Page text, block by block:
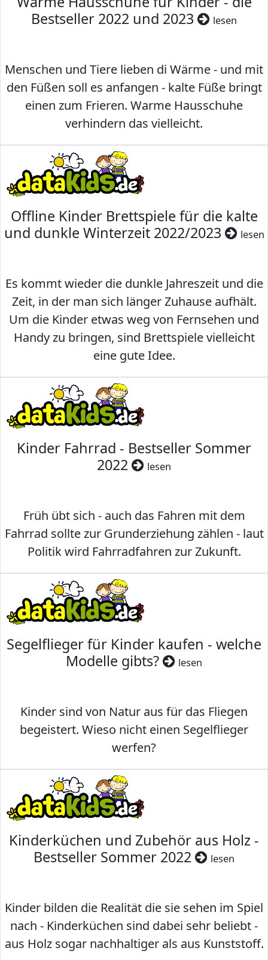
Bestseller 2022 und 2023
lesen
Menschen und Tiere lieben di Wärme - und mit
den Füßen soll es anfangen - kalte Füße bringt
einen zum Frieren. Warme Hausschuhe
verhindern das vielleicht.
Offline Kinder Brettspiele für die kalte
und dunkle Winterzeit 2022/2023
lesen
Es kommt wieder die dunkle Jahreszeit und die
Zeit, in der man sich länger Zuhause aufhält.
Um die Kinder etwas weg von Fernsehen und
Handy zu bringen, sind Brettspiele vielleicht
eine gute Idee.
Kinder Fahrrad - Bestseller Sommer
2022
lesen
Früh übt sich - auch das Fahren mit dem
Fahrrad sollte zur Grunderziehung zählen - laut
Politik wird Fahrradfahren zur Zukunft.
Segelflieger für Kinder kaufen - welche
Modelle gibts?
lesen
Kinder sind von Natur aus für das Fliegen
begeistert. Wieso nicht einen Segelflieger
werfen?
Kinderküchen und Zubehör aus Holz -
Bestseller Sommer 2022
lesen
Kinder bilden die Realität die sie sehen im Spiel
nach - Kinderküchen sind dabei sehr beliebt -
aus Holz sogar nachhaltiger als aus Kunststoff.